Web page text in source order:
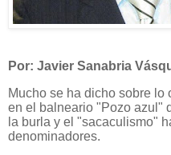
Por: Javier Sanabria
Mucho se ha dicho sobre lo
en el balneario "Pozo azul"
la burla y el "sacaculismo"
denominadores.